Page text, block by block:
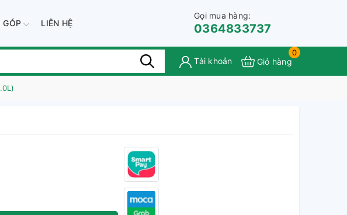
GÓP LIÊN HỆ
Gọi mua hàng:
0364833737
Tài khoản
0
Giỏ hàng